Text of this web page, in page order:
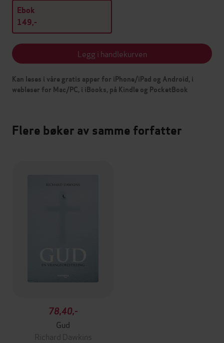
Ebok
149,-
Legg i handlekurven
Kan leses i våre gratis apper for iPhone/iPad og Android, i
webleser for Mac/PC, i iBooks, på Kindle og PocketBook
Flere bøker av samme forfatter
78,40,-
Gud
Richard Dawkins